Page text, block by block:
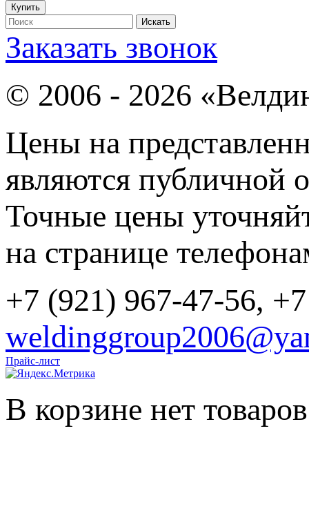
Заказать звонок
© 2006 - 2026
Цены на
являются публичной
Точные цены
на странице
+7 (921) 967-47-56,
Прайс-лист
В корзине нет товаров